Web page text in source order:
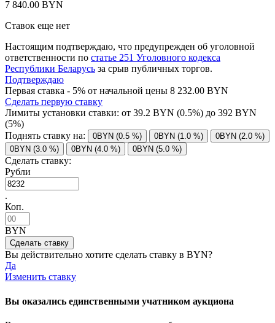
7 840.00 BYN
Ставок еще нет
Настоящим подтверждаю, что предупрежден об уголовной
ответственности по статье 251 Уголовного кодекса
Республики Беларусь за срыв публичных торгов.
Подтверждаю
Первая ставка - 5% от начальной цены 8 232.00 BYN
Сделать первую ставку
Лимиты установки ставки: от 39.2 BYN (0.5%) до 392 BYN
(5%)
Поднять ставку на:
0BYN (0.5 %) 0BYN (1.0 %)
0BYN (2.0 %)
0BYN (3.0 %)
0BYN (4.0 %) 0BYN (5.0 %)
Сделать ставку:
Рубли
.
Коп.
BYN
Вы действительно хотите сделать ставку в BYN?
Да
Изменить ставку
Вы оказались единственными учатником аукциона